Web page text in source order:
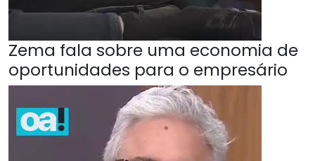
Zema fala sobre uma economia de
oportunidades para o empresário